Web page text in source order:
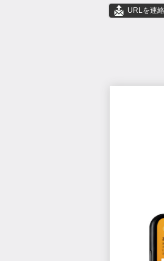
URLを連絡